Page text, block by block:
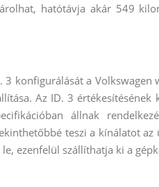
hatótávja akár 549
konfigurálását a Volkswagen
Az ID. 3 értékesítésének
állnak
teszi a kínálatot az
ezenfelül szállíthatja ki a